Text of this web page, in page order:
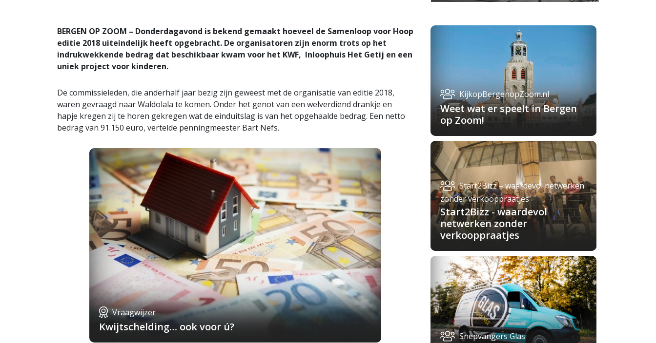
BERGEN OP ZOOM – Donderdagavond is bekend gemaakt hoeveel de Samenloop voor Hoop
editie 2018 uiteindelijk heeft opgebracht. De organisatoren zijn enorm trots op het
indrukwekkende bedrag dat beschikbaar kwam voor het KWF, Inloophuis Het Getij en een
uniek project voor kinderen.
De commissieleden, die anderhalf jaar bezig zijn geweest met de organisatie van editie 2018,
waren gevraagd naar Waldolala te komen. Onder het genot van een welverdiend drankje en
hapje kregen zij te horen gekregen wat de einduitslag is van het opgehaalde bedrag. Een netto
bedrag van 91.150 euro, vertelde penningmeester Bart Nefs.
Vraagwijzer
Kwijtschelding… ook voor ú?
KijkopBergenopZoom.nl
Weet wat er speelt in Bergen
op Zoom!
Start2Bizz – waardevol netwerken
zonder verkooppraatjes
Start2Bizz - waardevol
netwerken zonder
verkooppraatjes
Snepvangers Glas